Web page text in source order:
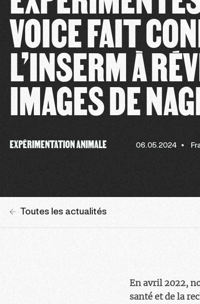
VOICE FAIT
L’INSERM À
IMAGES DE
EXPÉRIMENTATION ANIMALE 06.05.2024
Toutes les actualités
En avril 2022,
santé et de la